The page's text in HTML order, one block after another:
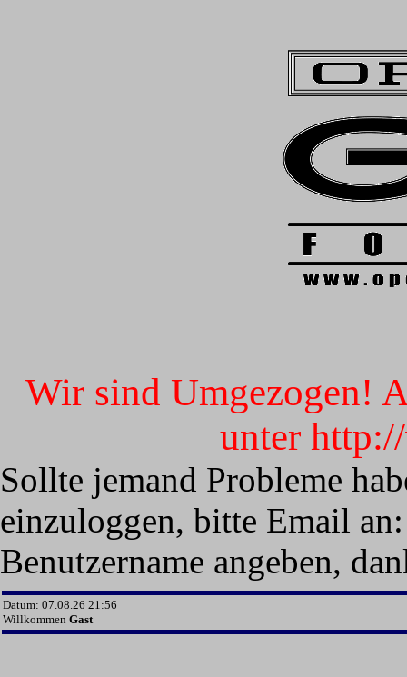
Wir sind Umgezogen!
unter
Sollte jemand Probleme
einzuloggen, bitte Email
Benutzername angeben,
Datum: 07.08.26 21:56
Willkommen Gast